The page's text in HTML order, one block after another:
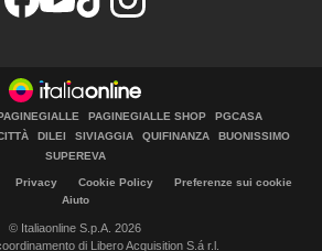
PAGINEGIALLE PAGINEGIALLE SHOP
PGCASA
DILEI SIVIAGGIA QUIFINANZA
BUONISSIMO
SUPEREVA
Privacy Cookie Policy
Preferenze sui cookie
Aiuto
© Italiaonline S.p.A. 2026
di Libero Acquisition S.á r.l.